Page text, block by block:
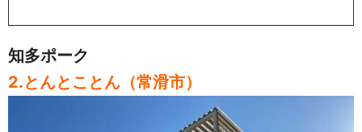
知多ポーク
2.とんとことん（常滑市）